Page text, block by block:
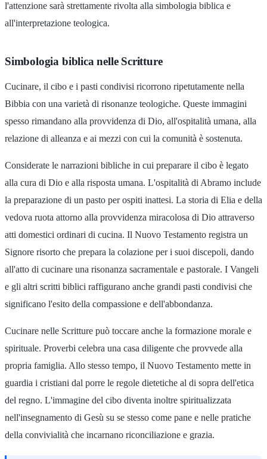
l'attenzione sarà strettamente rivolta alla simbologia biblica e
all'interpretazione teologica.
Simbologia biblica nelle Scritture
Cucinare, il cibo e i pasti condivisi ricorrono ripetutamente nella
Bibbia con una varietà di risonanze teologiche. Queste immagini
spesso rimandano alla provvidenza di Dio, all'ospitalità umana, alla
relazione di alleanza e ai mezzi con cui la comunità è sostenuta.
Considerate le narrazioni bibliche in cui preparare il cibo è legato
alla cura di Dio e alla risposta umana. L'ospitalità di Abramo include
la preparazione di un pasto per ospiti inattesi. La storia di Elia e della
vedova ruota attorno alla provvidenza miracolosa di Dio attraverso
atti domestici ordinari di cucina. Il Nuovo Testamento registra un
Signore risorto che prepara la colazione per i suoi discepoli, dando
all'atto di cucinare una risonanza sacramentale e pastorale. I Vangeli
e gli altri scritti biblici raffigurano anche grandi pasti condivisi che
significano l'esito della compassione e dell'abbondanza.
Cucinare nelle Scritture può toccare anche la formazione morale e
spirituale. Proverbi celebra una casa diligente che provvede alla
propria famiglia. Allo stesso tempo, il Nuovo Testamento mette in
guardia i cristiani dal porre le regole dietetiche al di sopra dell'etica
del regno. L'immagine del cibo diventa inoltre spiritualizzata
nell'insegnamento di Gesù su se stesso come pane e nelle pratiche
della convivialità che incarnano riconciliazione e grazia.